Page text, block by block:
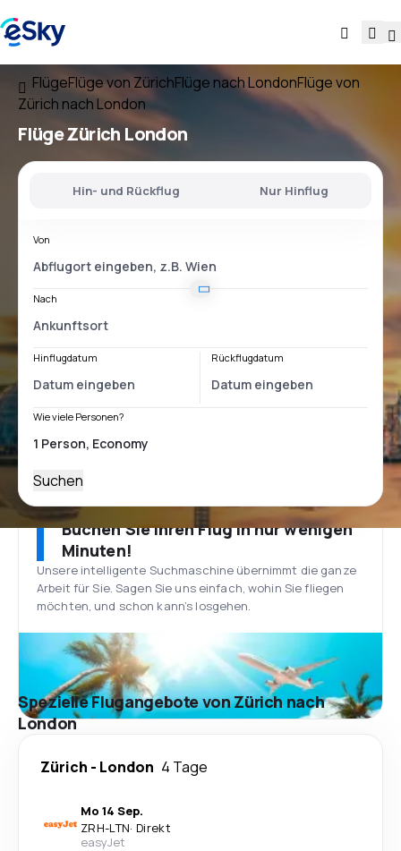
FlügeFlüge von ZürichFlüge nach LondonFlüge von
Zürich nach London
FlügeZürich London
Hin- und Rückflug Nur Hinflug
Von
Nach
Hinflugdatum Rückflugdatum
Wie viele Personen?
Suchen
Buchen Sie Ihren Flug in nur wenigen
Minuten!
Unsere intelligente Suchmaschine übernimmt die ganze
Arbeit für Sie. Sagen Sie uns einfach, wohin Sie fliegen
möchten, und schon kann’s losgehen.
Spezielle Flugangebote von Zürich nach
London
Zürich - London 4 Tage
Mo 14 Sep.
ZRH-LTN· Direkt
easyJet